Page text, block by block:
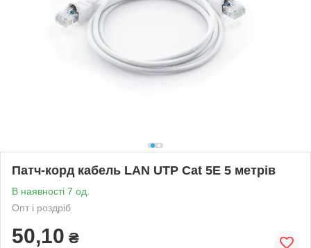
Патч-корд кабель LAN UTP Cat 5E 5 метрів
В наявності 7 од.
Опт і роздріб
50,10 ₴